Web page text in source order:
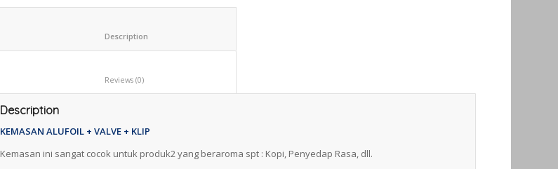
Description
KEMASAN ALUFOIL + VALVE + KLIP
Kemasan ini sangat cocok untuk produk2 yang beraroma spt : Kopi, Penyedap Rasa, dll.